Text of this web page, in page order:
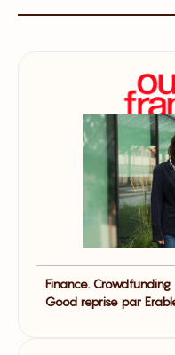
Finance.
Good reprise par